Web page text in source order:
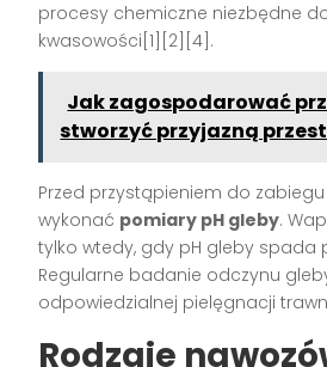
procesy chemiczne niezbędne
kwasowości[1][2][4].
Jak zagospodarować
stworzyć przyjazną
Przed przystąpieniem do
wykonać pomiary pH gleby.
tylko wtedy, gdy pH gleby spada
Regularne badanie odczynu
odpowiedzialnej pielęgnacji
Rodzaje